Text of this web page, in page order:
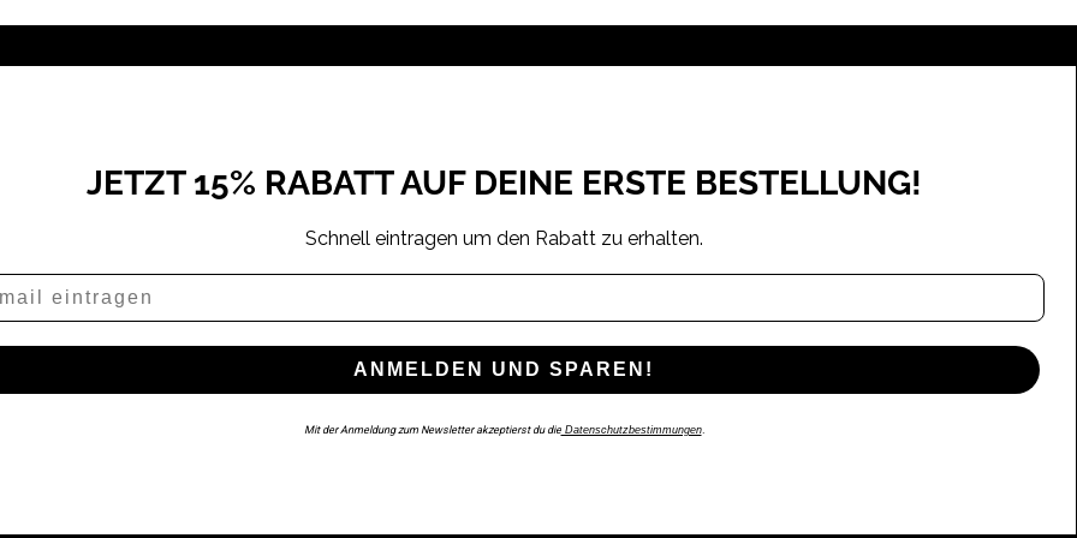
JETZT 15% RABATT AUF DEINE ERSTE BESTELLUNG!
Schnell eintragen um den Rabatt zu erhalten.
ANMELDEN UND SPAREN!
Mit der Anmeldung zum Newsletter akzeptierst du dieDatenschutzbestimmungen.